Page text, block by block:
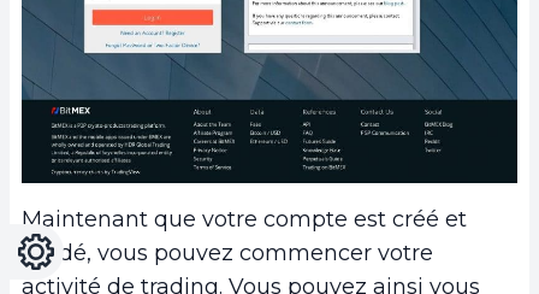
Maintenant que votre compte est créé et
validé, vous pouvez commencer votre
activité de trading. Vous pouvez ainsi vous
LightDark
Réglages